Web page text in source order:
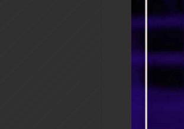
есть и
передач,
телесную
после
Накануне
полное
на